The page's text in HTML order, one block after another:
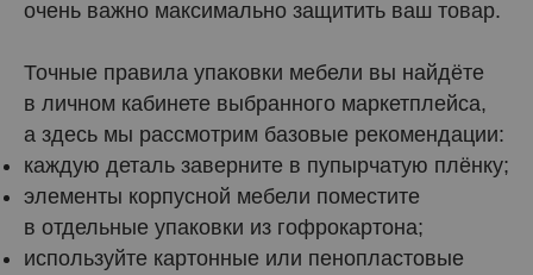
очень важно максимально защитить ваш товар.
Точные правила упаковки мебели вы найдёте
в личном кабинете выбранного маркетплейса,
а здесь мы рассмотрим базовые рекомендации:
каждую деталь заверните в пупырчатую плёнку;
элементы корпусной мебели поместите
в отдельные упаковки из гофрокартона;
используйте картонные или пенопластовые